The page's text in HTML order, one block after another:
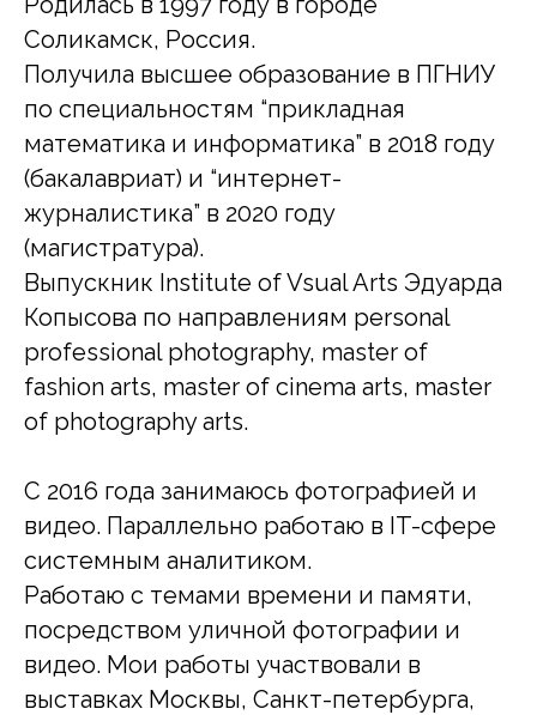
Соликамск, Россия.
Получила высшее образование в ПГНИУ
по специальностям “прикладная
математика и информатика” в 2018 году
(бакалавриат) и “интернет-
журналистика” в 2020 году
(магистратура).
Выпускник Institute of Vsual Arts Эдуарда
Копысова по направлениям personal
professional photography, master of
fashion arts, master of cinema arts, master
of photography arts.
С 2016 года занимаюсь фотографией и
видео. Параллельно работаю в IT-сфере
системным аналитиком.
Работаю с темами времени и памяти,
посредством уличной фотографии и
видео. Мои работы участвовали в
выставках Москвы, Санкт-петербурга,